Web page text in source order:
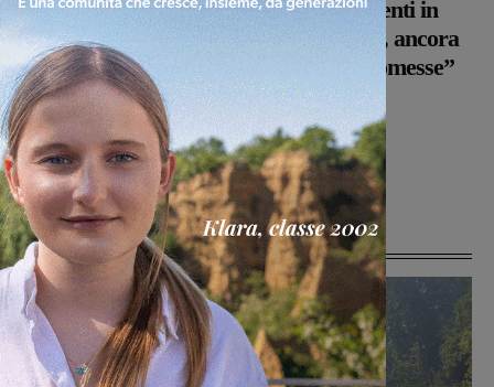
Rota sui nuovi conferimenti in
discarica: “Inaccettabile, ancora
una volta disattese le promesse”
Glenda Venturini - 1 Maggio 2026
Ultime Notizie